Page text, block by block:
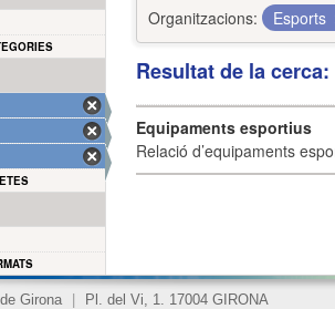
Organitzacions:
Esports
Resultat de la
Equipaments esportius
Relació d’equipaments
Girona Pl. del Vi, 1. 17004 GIRONA